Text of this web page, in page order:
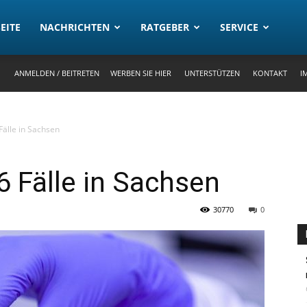
NACHRICHTEN RATGEBER SERVICE
ANMELDEN / BEITRETEN WERBEN SIE HIER UNTERSTÜTZEN KONTAKT
in Sachsen
Fälle in Sachsen
0
30770